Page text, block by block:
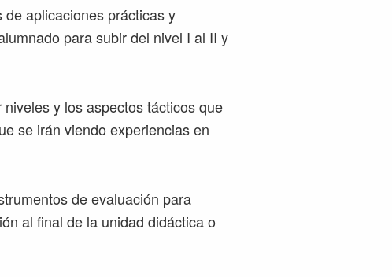
aplicaciones prácticas y
para subir del nivel I al II y
y los aspectos tácticos que
se irán viendo experiencias en
de evaluación para
al final de la unidad didáctica o